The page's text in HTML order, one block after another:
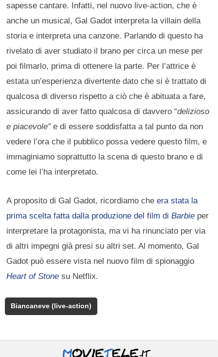
sapesse cantare. Infatti, nel nuovo live-action, che è
anche un musical, Gal Gadot interpreta la villain della
storia e interpreta una canzone. Parlando di questo ha
rivelato di aver studiato il brano per circa un mese per
poi filmarlo, prima di ottenere la parte. Per l’attrice è
estata un’esperienza divertente dato che si è trattato di
qualcosa di diverso rispetto a ciò che è abituata a fare,
assicurando di aver fatto qualcosa di davvero “delizioso
e piacevole”e di essere soddisfatta a tal punto da non
vedere l’ora che il pubblico possa vedere questo film, e
immaginiamo soprattutto la scena di questo brano e di
come lei l’ha interpretato.
A proposito di Gal Gadot, ricordiamo cheera stata la
prima scelta fatta dalla produzione del film diBarbie per
interpretare la protagonista, ma vi ha rinunciato per via
di altri impegni già presi su altri set. Al momento, Gal
Gadot può essere vista nel nuovo film di spionaggio
Heart of Stone su Netflix.
Biancaneve (live-action)